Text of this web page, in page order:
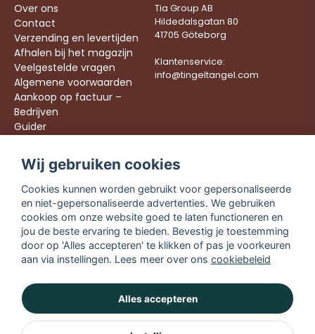
Over ons
Contact
Verzending en levertijden
Afhalen bij het magazijn
Veelgestelde vragen
Algemene voorwaarden
Aankoop op factuur –
Bedrijven
Guider
Tia Group AB
Hildedalsgatan 80
41705 Göteborg
Klantenservice:
info@tingeltangel.com
Följ oss:
Instagram
Facebook
TikTok
YouTube
Snelle leveringen
Veilig winkelen
Gratis verzending
vanaf €49,90
Wij gebruiken cookies
Cookies kunnen worden gebruikt voor gepersonaliseerde
en niet-gepersonaliseerde advertenties. We gebruiken
cookies om onze website goed te laten functioneren en
jou de beste ervaring te bieden. Bevestig je toestemming
door op 'Alles accepteren' te klikken of pas je voorkeuren
aan via instellingen. Lees meer over ons cookiebeleid
Alles accepteren